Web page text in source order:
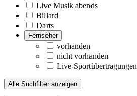
Live Musik abends
Billard
Darts
Fernseher
vorhanden
nicht vorhanden
Live-Sportübertragungen
Alle Suchfilter anzeigen